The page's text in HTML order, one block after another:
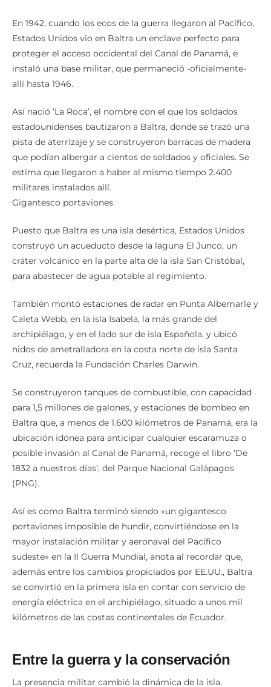
En 1942, cuando los ecos de la guerra llegaron al Pacífico,
Estados Unidos vio en Baltra un enclave perfecto para
proteger el acceso occidental del Canal de Panamá, e
instaló una base militar, que permaneció -oficialmente-
allí hasta 1946.
Así nació ‘La Roca’, el nombre con el que los soldados
estadounidenses bautizaron a Baltra, donde se trazó una
pista de aterrizaje y se construyeron barracas de madera
que podían albergar a cientos de soldados y oficiales. Se
estima que llegaron a haber al mismo tiempo 2.400
militares instalados allí.
Gigantesco portaviones
Puesto que Baltra es una isla desértica, Estados Unidos
construyó un acueducto desde la laguna El Junco, un
cráter volcánico en la parte alta de la isla San Cristóbal,
para abastecer de agua potable al regimiento.
También montó estaciones de radar en Punta Albemarle y
Caleta Webb, en la isla Isabela, la más grande del
archipiélago, y en el lado sur de isla Española, y ubicó
nidos de ametralladora en la costa norte de isla Santa
Cruz, recuerda la Fundación Charles Darwin.
Se construyeron tanques de combustible, con capacidad
para 1,5 millones de galones, y estaciones de bombeo en
Baltra que, a menos de 1.600 kilómetros de Panamá, era la
ubicación idónea para anticipar cualquier escaramuza o
posible invasión al Canal de Panamá, recoge el libro ‘De
1832 a nuestros días’, del Parque Nacional Galápagos
(PNG).
Así es como Baltra terminó siendo «un gigantesco
portaviones imposible de hundir, convirtiéndose en la
mayor instalación militar y aeronaval del Pacífico
sudeste» en la II Guerra Mundial, anota al recordar que,
además entre los cambios propiciados por EE.UU., Baltra
se convirtió en la primera isla en contar con servicio de
energía eléctrica en el archipiélago, situado a unos mil
kilómetros de las costas continentales de Ecuador.
Entre la guerra y la conservación
La presencia militar cambió la dinámica de la isla.